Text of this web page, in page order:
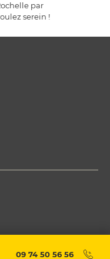
par
serein !
09 74 50 56 56